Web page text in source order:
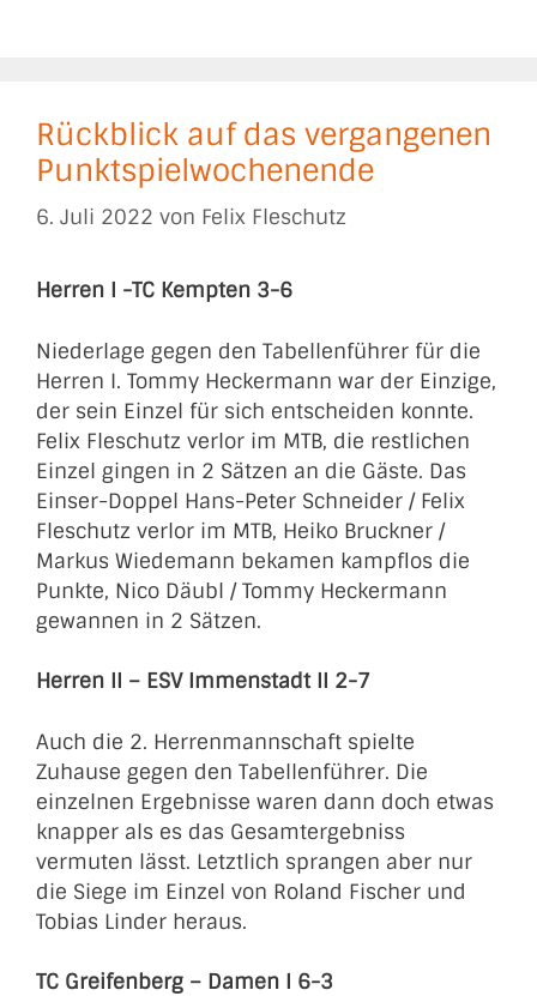
Rückblick auf das vergangenen
Punktspielwochenende
6. Juli 2022 von Felix Fleschutz
Herren I -TC Kempten 3-6
Niederlage gegen den Tabellenführer für die
Herren I. Tommy Heckermann war der Einzige,
der sein Einzel für sich entscheiden konnte.
Felix Fleschutz verlor im MTB, die restlichen
Einzel gingen in 2 Sätzen an die Gäste. Das
Einser-Doppel Hans-Peter Schneider / Felix
Fleschutz verlor im MTB, Heiko Bruckner /
Markus Wiedemann bekamen kampflos die
Punkte, Nico Däubl / Tommy Heckermann
gewannen in 2 Sätzen.
Herren II – ESV Immenstadt II 2-7
Auch die 2. Herrenmannschaft spielte
Zuhause gegen den Tabellenführer. Die
einzelnen Ergebnisse waren dann doch etwas
knapper als es das Gesamtergebniss
vermuten lässt. Letztlich sprangen aber nur
die Siege im Einzel von Roland Fischer und
Tobias Linder heraus.
TC Greifenberg – Damen I 6-3